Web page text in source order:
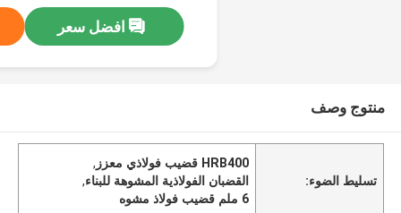
افضل سعر
منتوج وصف
تسليط الضوء:
HRB400 قضيب فولاذي معزز
,
القضبان الفولاذية المشوهة للبناء,
6 ملم قضيب فولاذ مشوه